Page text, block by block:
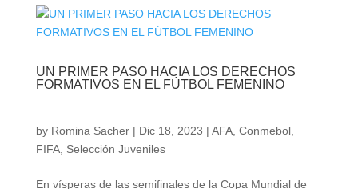
UN PRIMER PASO HACIA LOS DERECHOS
FORMATIVOS EN EL FÚTBOL FEMENINO
by Romina Sacher| Dic 18, 2023 | AFA, Conmebol,
FIFA, Selección Juveniles
En vísperas de las semifinales de la Copa Mundial de